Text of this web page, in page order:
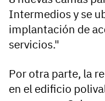
Intermedios y se
implantación de
servicios."
Por otra parte, la
en el edificio